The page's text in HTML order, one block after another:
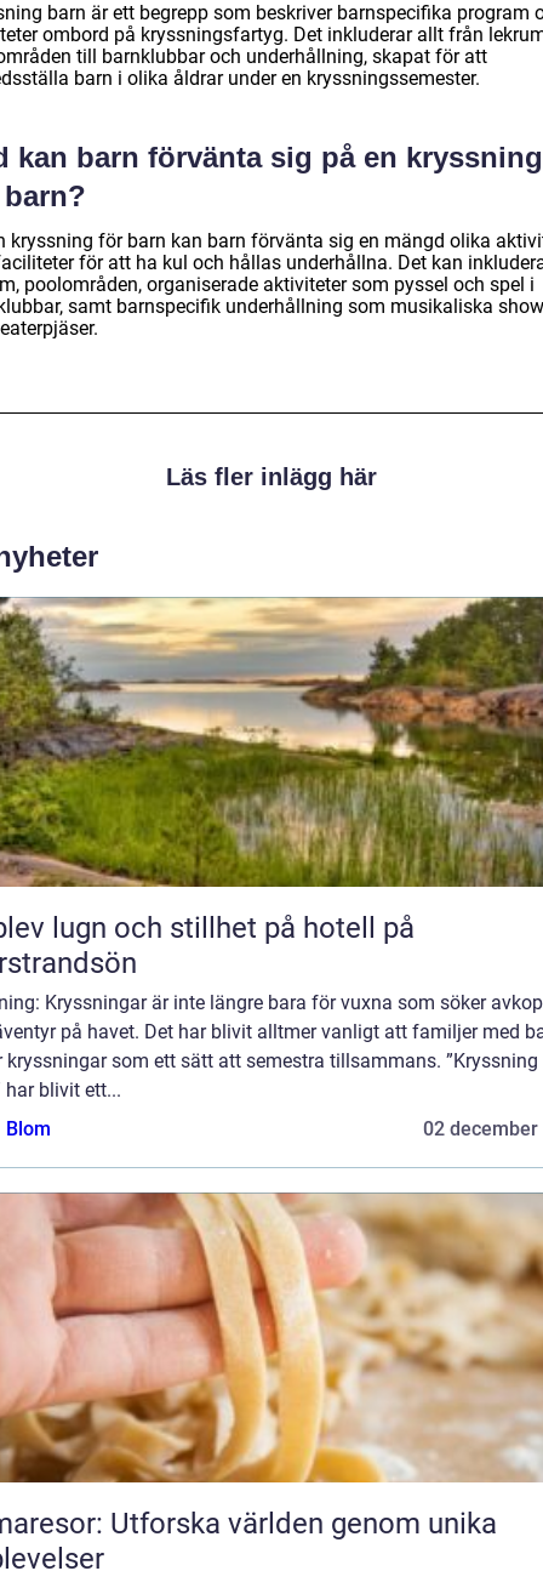
barn är ett begrepp som beskriver barnspecifika program
ombord på kryssningsfartyg. Det inkluderar allt från
till barnklubbar och underhållning, skapat för att
barn i olika åldrar under en kryssningssemester.
kan barn förvänta sig på en kryssning
kryssning för barn kan barn förvänta sig en mängd olika
för att ha kul och hållas underhållna. Det kan
poolområden, organiserade aktiviteter som pyssel och spel i
samt barnspecifik underhållning som musikaliska
Läs fler inlägg här
lugn och stillhet på hotell på
Kryssningar är inte längre bara för vuxna som söker
på havet. Det har blivit alltmer vanligt att familjer med
kryssningar som ett sätt att semestra tillsammans. ”Kryssning
har blivit ett...
Blom
02 december
Utforska världen genom unika